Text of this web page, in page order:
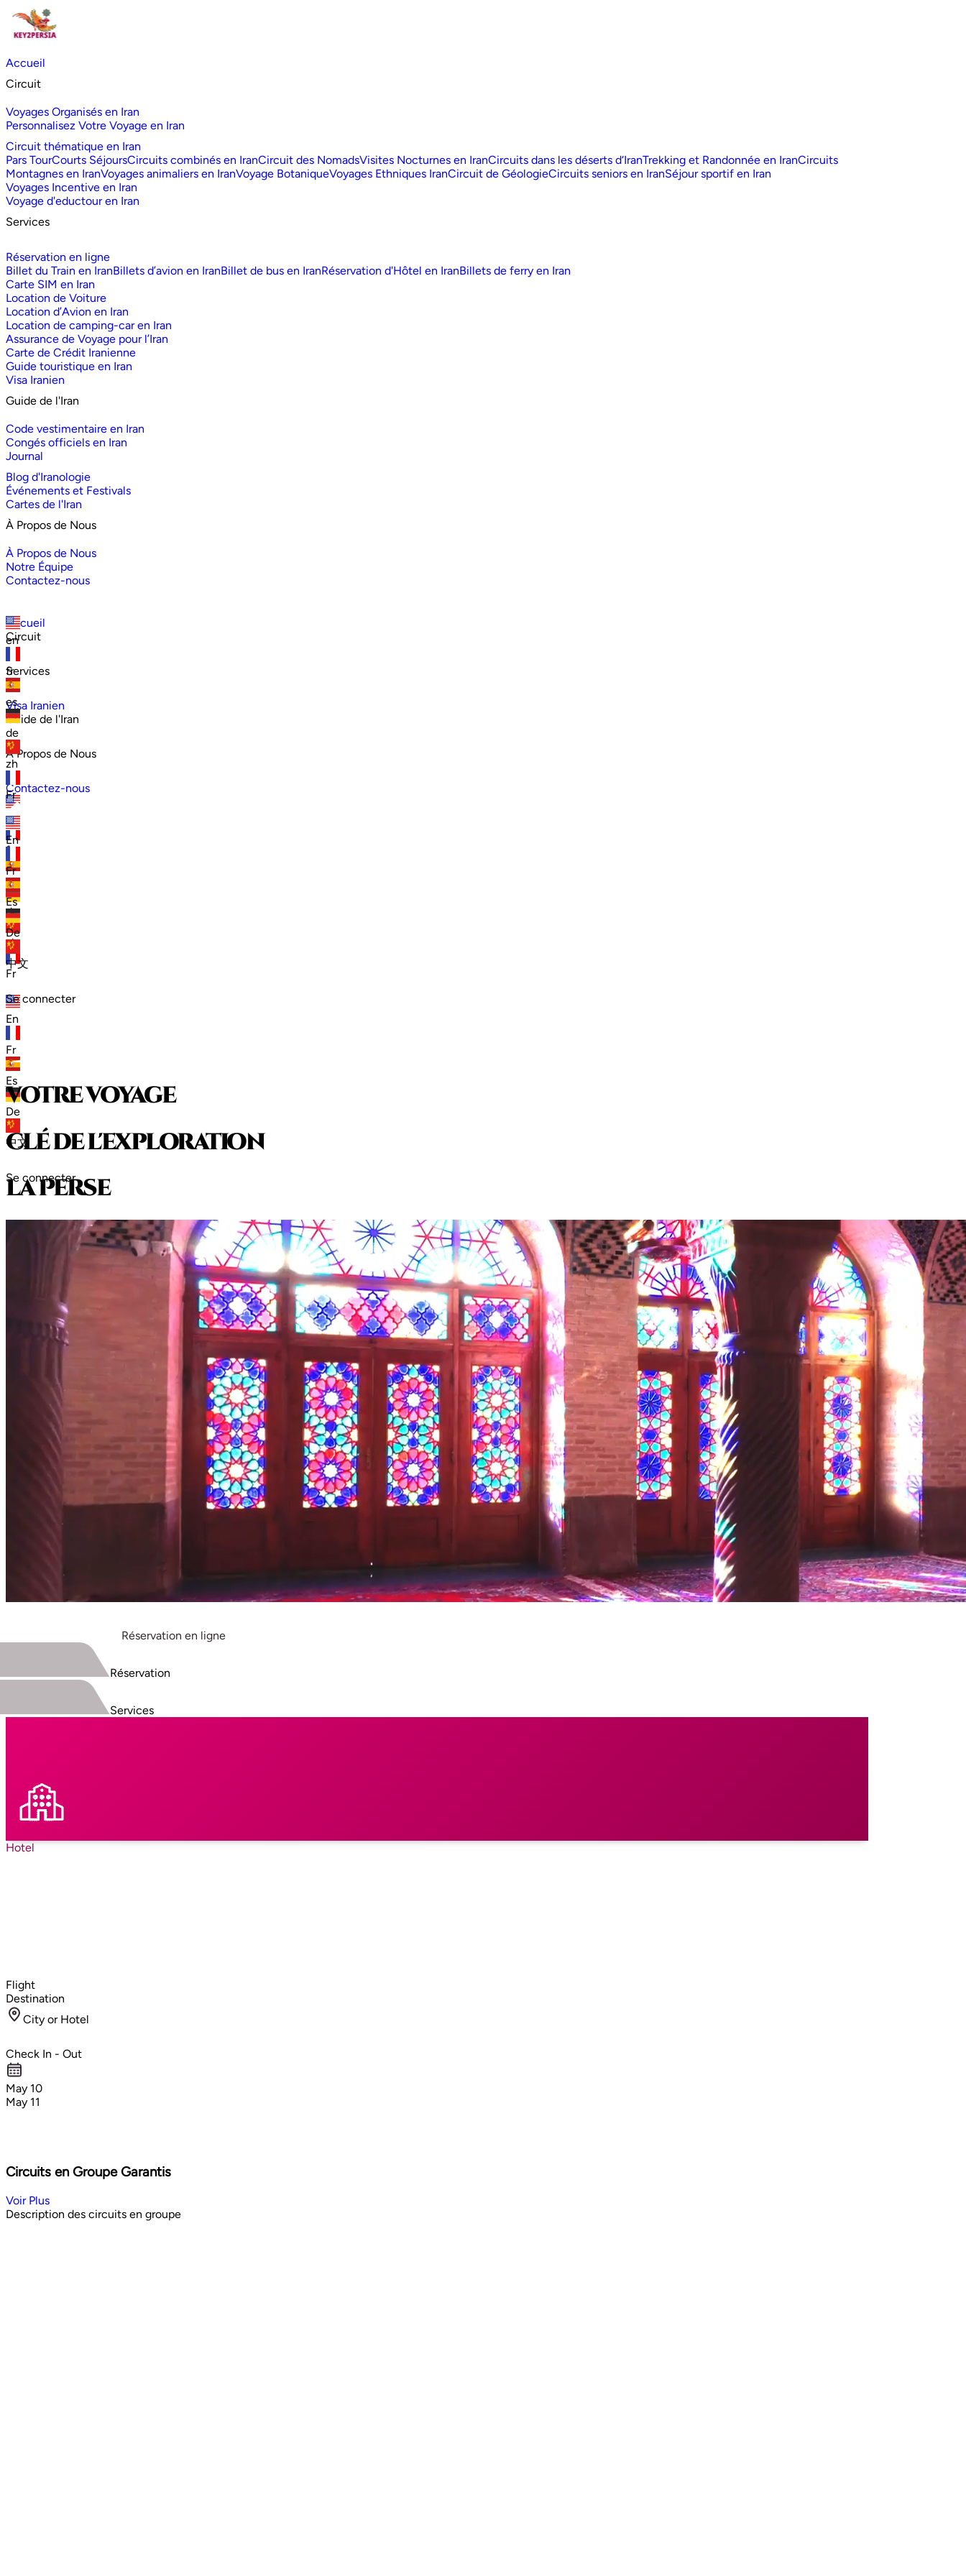
Accueil
Circuit
Voyages Organisés en Iran
Personnalisez Votre Voyage en Iran
Circuit thématique en Iran
Pars TourCourts SéjoursCircuits combinés en IranCircuit des NomadsVisites Nocturnes en IranCircuits dans les déserts d‘IranTrekking et Randonnée en IranCircuits
Montagnes en IranVoyages animaliers en IranVoyage BotaniqueVoyages Ethniques IranCircuit de GéologieCircuits seniors en IranSéjour sportif en Iran
Voyages Incentive en Iran
Voyage d'eductour en Iran
Services
Réservation en ligne
Billet du Train en IranBillets d’avion en IranBillet de bus en IranRéservation d'Hôtel en IranBillets de ferry en Iran
Carte SIM en Iran
Location de Voiture
Location d’Avion en Iran
Location de camping-car en Iran
Assurance de Voyage pour l’Iran
Carte de Crédit Iranienne
Guide touristique en Iran
Visa Iranien
Guide de l'Iran
Code vestimentaire en Iran
Congés officiels en Iran
Journal
Blog d'Iranologie
Événements et Festivals
Cartes de l'Iran
À Propos de Nous
À Propos de Nous
Notre Équipe
Contactez-nous
Accueil
Circuit
Services
Visa Iranien
Guide de l'Iran
À Propos de Nous
Contactez-nous
en
fr
es
de
zh
Fr
En
Fr
Es
De
中文
Se connecter
en
fr
es
de
zh
Fr
En
Fr
Es
De
中文
Se connecter
votre voyage
clé de l'exploration
laPerse
Réservation en ligne
Réservation
Services
Hotel
Flight
Destination
City or Hotel
Check In - Out
May 10
May 11
Circuits en Groupe Garantis
Voir Plus
Description des circuits en groupe